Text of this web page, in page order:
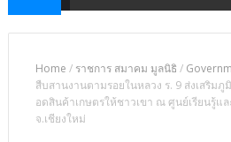
Home / ราชการ สมาคม มูลนิธิ /
สืบสานงานตามรอยในหลวง ร. 9 ส่งเสริม
อดสินค้าเกษตรให้ชาวเขา ณ ศูนย์เรียนรู้แ
จ.เชียงใหม่